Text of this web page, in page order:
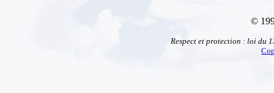
©
Respect et protection : loi du